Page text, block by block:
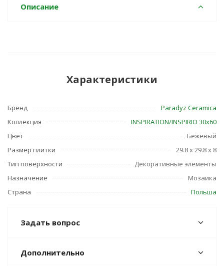
Описание
Характеристики
Бренд
Paradyz Ceramica
Коллекция
INSPIRATION/INSPIRIO 30х60
Цвет
Бежевый
Размер плитки
29.8 x 29.8 x 8
Тип поверхности
Декоративные элементы
Назначение
Мозаика
Страна
Польша
Задать вопрос
Дополнительно